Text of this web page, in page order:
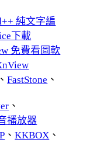
純文字編
下載
免費看圖軟
、FastStone 、
、
播放器
、KKBOX 、